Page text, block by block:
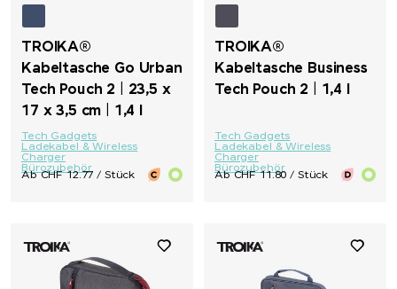
TROIKA®
Kabeltasche Go Urban
Tech Pouch 2 | 23,5 x
17 x 3,5 cm | 1,4 l
Tech Gadgets
Ladekabel & Wireless
Charger
Bürozubehör
Ab CHF 12.77 / Stück
TROIKA®
Kabeltasche Business
Tech Pouch 2 | 1,4 l
Tech Gadgets
Ladekabel & Wireless
Charger
Bürozubehör
Ab CHF 11.80 / Stück